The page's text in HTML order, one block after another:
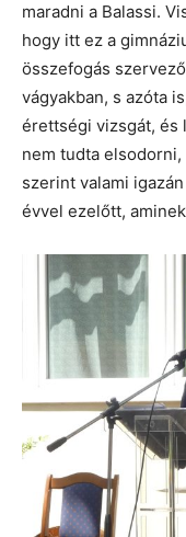
maradni a Balassi.
hogy itt ez a
összefogás
vágyakban, s azóta
érettségi vizsgát, és
nem tudta
szerint valami
évvel ezelőtt,